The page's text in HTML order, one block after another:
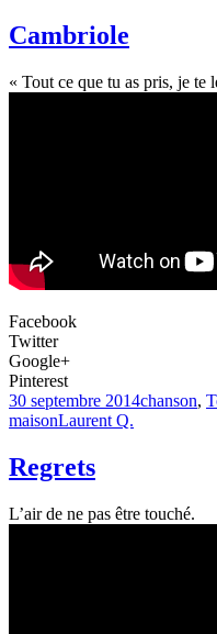
Cambriole
« Tout ce que tu as pris, je te
Facebook
Twitter
Google+
Pinterest
30 septembre 2014chanson,
maisonLaurent Q.
Regrets
L’air de ne pas être touché.